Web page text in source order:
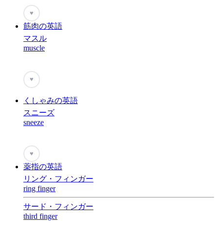
♥
筋肉の英語
マスル
muscle
♥
くしゃみの英語
スニーズ
sneeze
♥
薬指の英語
リング・フィンガー
ring finger
サード・フィンガー
third finger